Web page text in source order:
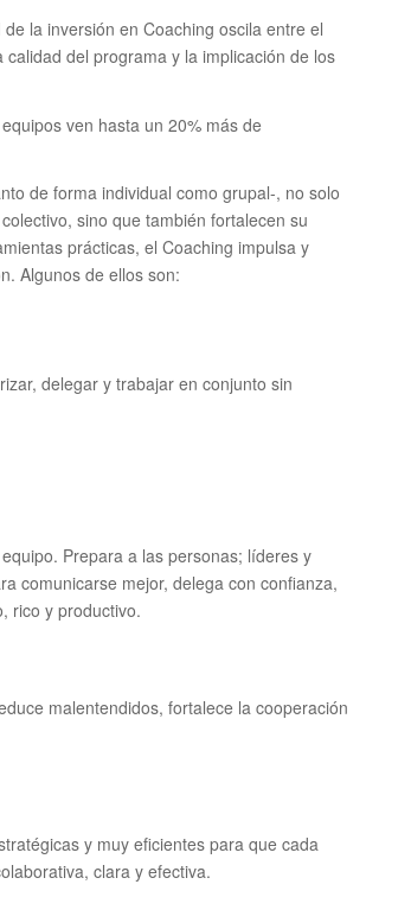
la inversión en Coaching oscila entre el
del programa y la implicación de los
ven hasta un 20% más de
de forma individual como grupal-, no solo
sino que también fortalecen su
prácticas, el Coaching impulsa y
Algunos de ellos son:
delegar y trabajar en conjunto sin
Prepara a las personas; líderes y
comunicarse mejor, delega con confianza,
rico y productivo.
malentendidos, fortalece la cooperación
y muy eficientes para que cada
clara y efectiva.